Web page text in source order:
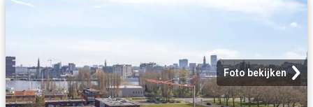
Foto bekijken